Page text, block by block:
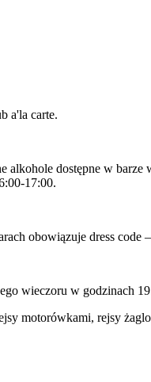
a'la carte.
alkohole dostępne w barze
17:00.
obowiązuje dress code
wieczoru w godzinach
motorówkami, rejsy